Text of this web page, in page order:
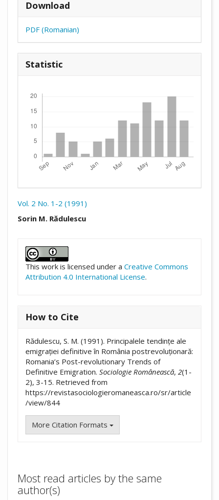
Download
PDF (Romanian)
Statistic
Vol. 2 No. 1-2 (1991)
Sorin M. Rădulescu
This work is licensed under a Creative Commons
Attribution 4.0 International License.
How to Cite
Rădulescu, S. M. (1991). Principalele tendințe ale
emigrației definitive în România postrevoluționară:
Romania’s Post-revolutionary Trends of
Definitive Emigration. Sociologie Românească, 2(1-
2), 3-15. Retrieved from
https://revistasociologieromaneasca.ro/sr/article
/view/844
More Citation Formats
Most read articles by the same
author(s)